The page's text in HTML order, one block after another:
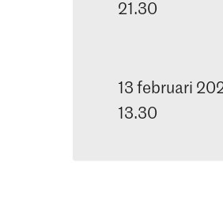
21.30
13 februari
13.30